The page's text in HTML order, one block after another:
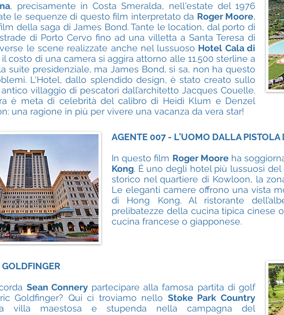
, precisamente in Costa Smeralda, nell'estate del 1976
le sequenze di questo film interpretato da Roger Moore,
della saga di James Bond. Tante le location, dal porto di
di Porto Cervo fino ad una villetta a Santa Teresa di
le scene realizzate anche nel lussuoso Hotel Cala di
il costo di una camera si aggira attorno alle 11.500 sterline a
suite presidenziale, ma James Bond, si sa, non ha questo
L'Hotel, dallo splendido design, è stato creato sullo
villaggio di pescatori dall’architetto Jacques Couelle.
è meta di celebrità del calibro di Heidi Klum e Denzel
una ragione in più per vivere una vacanza da vera star!
AGENTE 007 - L’UOMO DALLA PISTOLA
In questo film Roger Mooreha
Kong. È uno degli hotel più lussuosi
storico nel quartiere di Kowloon, la
Le eleganti camere offrono una vista
di Hong Kong. Al ristorante
prelibatezze della cucina tipica cinese
cucina francese o giapponese.
Sean Connerypartecipare alla famosa partita di golf
Goldfinger? Qui ci troviamo nello Stoke Park Country
villa maestosa e stupenda nella campagna del